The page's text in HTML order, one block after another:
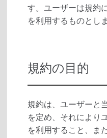
す。ユーザーは規約
を利用するものとし
規約の目的
規約は、ユーザーと
を定め、それにより
を利用すること、ま